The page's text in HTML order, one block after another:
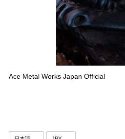
Ace Metal Works Japan Official